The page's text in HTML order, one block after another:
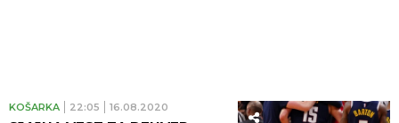
KOŠARKA 22:05 16.08.2020